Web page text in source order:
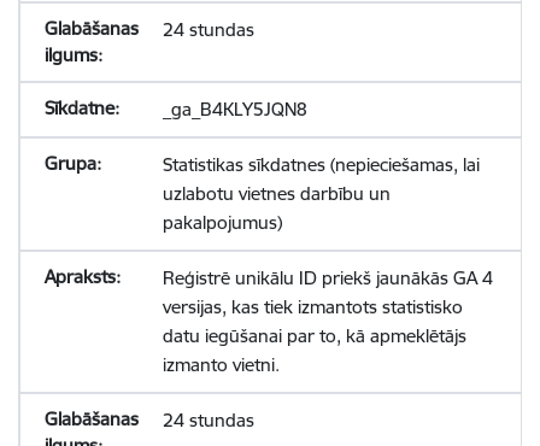
24 stundas
_ga_B4KLY5JQN8
Statistikas sīkdatnes (nepieciešamas, lai
uzlabotu vietnes darbību un
pakalpojumus)
Reģistrē unikālu ID priekš jaunākās GA 4
versijas, kas tiek izmantots statistisko
datu iegūšanai par to, kā apmeklētājs
izmanto vietni.
24 stundas